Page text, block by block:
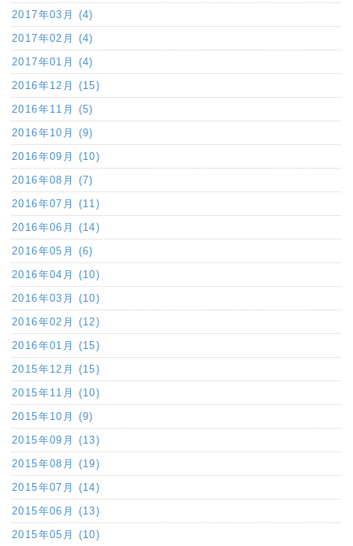
2017年03月 (4)
2017年02月 (4)
2017年01月 (4)
2016年12月 (15)
2016年11月 (5)
2016年10月 (9)
2016年09月 (10)
2016年08月 (7)
2016年07月 (11)
2016年06月 (14)
2016年05月 (6)
2016年04月 (10)
2016年03月 (10)
2016年02月 (12)
2016年01月 (15)
2015年12月 (15)
2015年11月 (10)
2015年10月 (9)
2015年09月 (13)
2015年08月 (19)
2015年07月 (14)
2015年06月 (13)
2015年05月 (10)